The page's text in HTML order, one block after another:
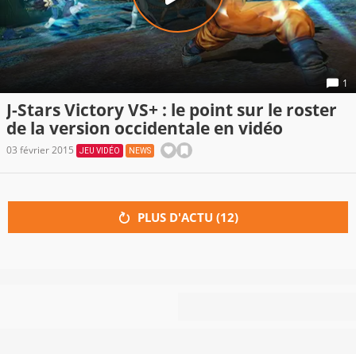
1
J-Stars Victory VS+ : le point sur le roster
de la version occidentale en vidéo
03 février 2015 JEU VIDÉO NEWS
PLUS D'ACTU (12)